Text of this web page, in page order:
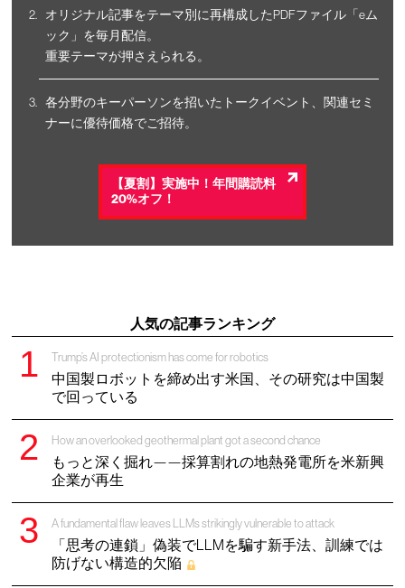
オリジナル記事をテーマ別に再構成したPDFファイル「eム
ック」を毎月配信。
重要テーマが押さえられる。
各分野のキーパーソンを招いたトークイベント、関連セミ
ナーに優待価格でご招待。
【夏割】実施中！年間購読料
20%オフ！
人気の記事ランキング
Trump’s AI protectionism has come for robotics
中国製ロボットを締め出す米国、その研究は中国製
で回っている
How an overlooked geothermal plant got a second chance
もっと深く掘れ——採算割れの地熱発電所を米新興
企業が再生
A fundamental flaw leaves LLMs strikingly vulnerable to attack
「思考の連鎖」偽装でLLMを騙す新手法、訓練では
防げない構造的欠陥